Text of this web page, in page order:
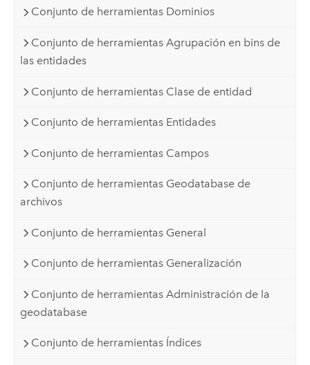
Conjunto de herramientas Dominios
Conjunto de herramientas Agrupación en bins de
las entidades
Conjunto de herramientas Clase de entidad
Conjunto de herramientas Entidades
Conjunto de herramientas Campos
Conjunto de herramientas Geodatabase de
archivos
Conjunto de herramientas General
Conjunto de herramientas Generalización
Conjunto de herramientas Administración de la
geodatabase
Conjunto de herramientas Índices